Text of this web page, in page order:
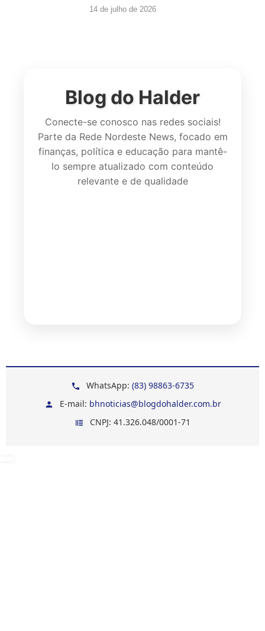
14 de julho de 2026
Blog do Halder
Conecte-se conosco nas redes sociais!
Parte da Rede Nordeste News, focado em
finanças, política e educação para mantê-
lo sempre atualizado com conteúdo
relevante e de qualidade
WhatsApp: (83) 98863-6735
E-mail: bhnoticias@blogdohalder.com.br
CNPJ: 41.326.048/0001-71